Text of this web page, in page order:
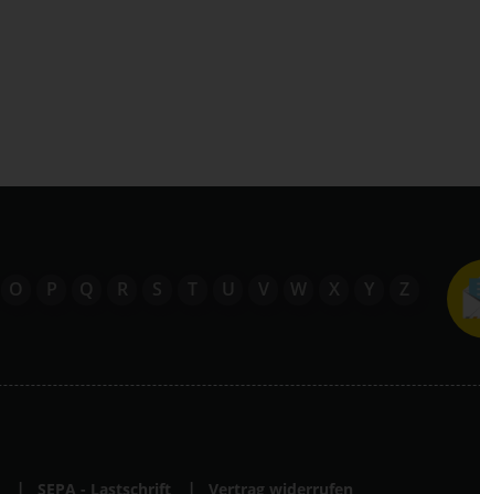
O P Q R S T U V W X Y Z
SEPA - Lastschrift Vertrag widerrufen